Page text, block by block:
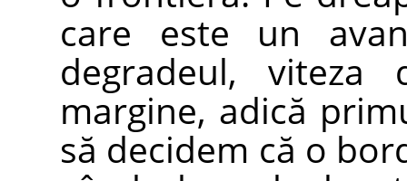
care este un
degradeul, viteza
margine, adică
să decidem că o